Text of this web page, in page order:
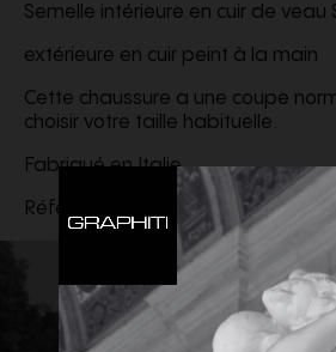
Semelle intérieure en cuir de veau
extérieure en cuir peint à la main
Cette chaussure a une coupe
choisir votre taille habituelle.
Fabriqué en Italie
Référence : 356903963C.38NO